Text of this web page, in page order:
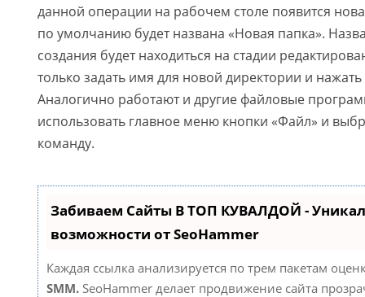
данной операции на рабочем столе появится
по умолчанию будет названа «Новая папка».
создания будет находиться на стадии
только задать имя для новой директории и
Аналогично работают и другие файловые
использовать главное меню кнопки «Файл» и
команду.
Забиваем Сайты В ТОП КУВАЛДОЙ -
возможности от SeoHammer
Каждая ссылка анализируется по трем пакетам
SMM.SeoHammer делает продвижение сайта